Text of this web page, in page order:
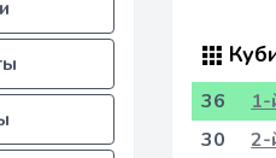
36
1-
30
2-